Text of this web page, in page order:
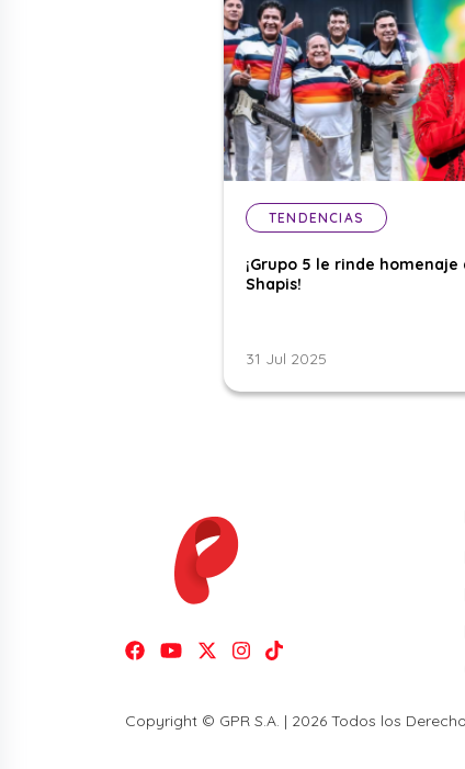
TENDENCIAS
¡Grupo 5 le rinde homenaje
Shapis!
31 Jul 2025
Copyright © GPR S.A. | 2026 Todos los